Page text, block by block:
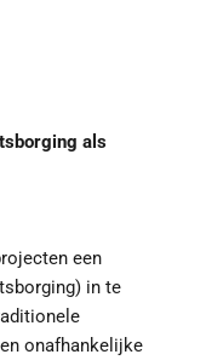
als
een
in te
onafhankelijke